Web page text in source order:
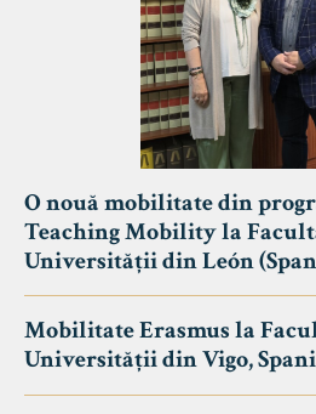
O nouă mobilitate din
Teaching Mobility la
Universității din León
Mobilitate Erasmus la
Universității din Vigo,